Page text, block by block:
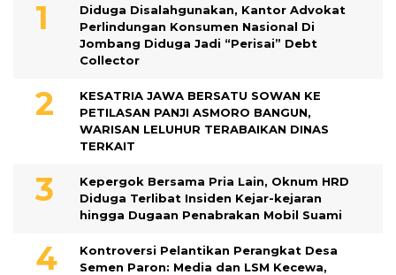
Diduga Disalahgunakan, Kantor Advokat
Perlindungan Konsumen Nasional Di
Jombang Diduga Jadi “Perisai” Debt
Collector
KESATRIA JAWA BERSATU SOWAN KE
PETILASAN PANJI ASMORO BANGUN,
WARISAN LELUHUR TERABAIKAN DINAS
TERKAIT
Kepergok Bersama Pria Lain, Oknum HRD
Diduga Terlibat Insiden Kejar-kejaran
hingga Dugaan Penabrakan Mobil Suami
Kontroversi Pelantikan Perangkat Desa
Semen Paron: Media dan LSM Kecewa,